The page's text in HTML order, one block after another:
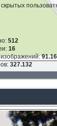
скрытых
512
16
327.132